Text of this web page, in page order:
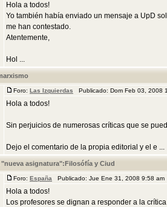
Hola a todos!
Yo también había enviado un mensaje a UpD
me han contestado.
Atentemente,
Hol ...
Foro: Las Izquierdas Publicado: Dom Feb 03,
Hola a todos!
Sin perjuicios de numerosas críticas que se
Dejo el comentario de la propia editorial y el e ...
"nueva asignatura":Filosófía y Ciud
Foro: España Publicado: Jue Ene 31, 2008 9:58
Hola a todos!
Los profesores se dignan a responder a la